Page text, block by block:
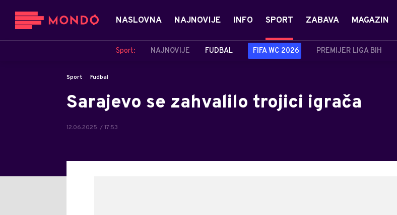
NASLOVNA NAJNOVIJE INFO SPORT
Sport: NAJNOVIJE FUDBAL FIFA WC 2026 PREMIJER LIGA BIH
ZABAVA MAGAZIN
Sport Fudbal
Sarajevo se zahvalilo trojici igrača
12.06.2025. / 17:53